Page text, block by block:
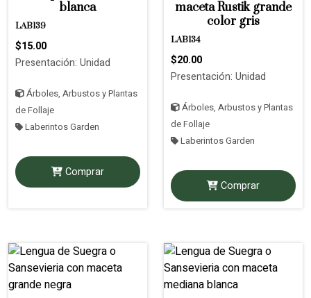
blanca
LAB139
$15.00
Presentación: Unidad
Árboles, Arbustos y Plantas
de Follaje
Laberintos Garden
Comprar
maceta Rustik grande
color gris
LAB134
$20.00
Presentación: Unidad
Árboles, Arbustos y Plantas
de Follaje
Laberintos Garden
Comprar